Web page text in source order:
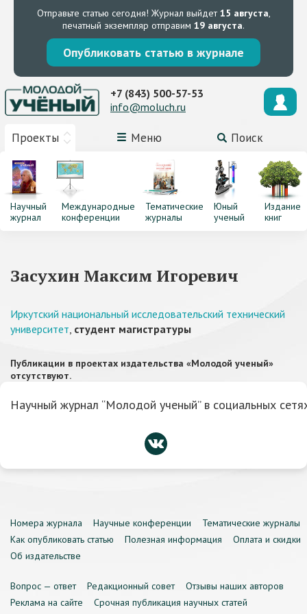
Отправьте статью сегодня! Журнал выйдет15 августа,
печатный экземпляр отправим 19 августа.
Опубликовать статью в журнале
Проекты Меню Поиск
+7 (843) 500-57-53
info@moluch.ru
Научный
журнал
Международные
конференции
Тематические
журналы
Юный
ученый
Издание
книг
Засухин Максим Игоревич
Иркутский национальный исследовательский технический
университет, студент магистратуры
Публикации в проектах издательства «Молодой ученый»
отсутствуют.
Научный журнал “Молодой ученый” в социальных
Номера журнала Научные конференции
Тематические журналы
Как опубликовать статью
Полезная информация
Оплата и скидки
Об издательстве
Вопрос — ответ Редакционный совет
Отзывы наших авторов
Реклама на сайте
Срочная публикация научных статей